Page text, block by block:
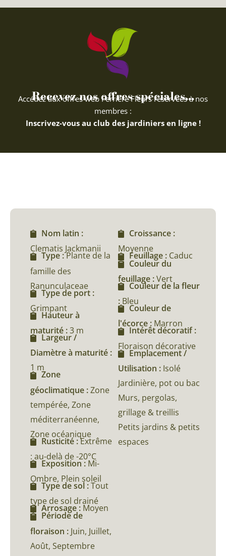
Recevez nos offres spéciales...
Accédez aux offres web Ferriere Fleurs réservées à nos
membres :
Inscrivez-vous au club des jardiniers en ligne !
Nom latin :
Clematis Jackmanii
Type :Plante de la
famille des
Ranunculaceae
Type de port :
Grimpant
Hauteur à
maturité :3 m
Largeur /
Diamètre à maturité :
1 m
Zone
géoclimatique :Zone
tempérée, Zone
méditerranéenne,
Zone océanique
Rusticité :Extrême
: au-delà de -20°C
Exposition : Mi-
Ombre, Plein soleil
Type de sol :Tout
type de sol drainé
Arrosage : Moyen
Période de
floraison : Juin, Juillet,
Août, Septembre
Croissance :
Moyenne
Feuillage : Caduc
Couleur du
feuillage :Vert
Couleur de la fleur
: Bleu
Couleur de
l'écorce : Marron
Intérêt décoratif :
Floraison décorative
Emplacement /
Utilisation : Isolé
Jardinière, pot ou bac
Murs, pergolas,
grillage & treillis
Petits jardins & petits
espaces